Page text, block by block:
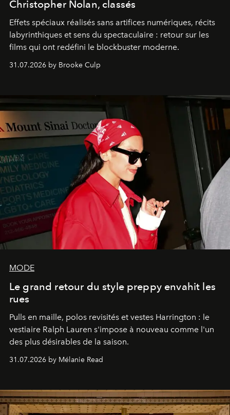
Christopher Nolan, classés
Effets spéciaux réalisés sans artifices numériques, récits
labyrinthiques et sens du spectaculaire : retour sur les
films qui ont redéfini le blockbuster moderne.
31.07.2026 by Brooke Culp
MODE
Le grand retour du style preppy envahit les
rues
Pulls en maille, polos revisités et vestes Harrington : le
vestiaire Ralph Lauren s'impose à nouveau comme l'un
des plus désirables de la saison.
31.07.2026 by Mélanie Read